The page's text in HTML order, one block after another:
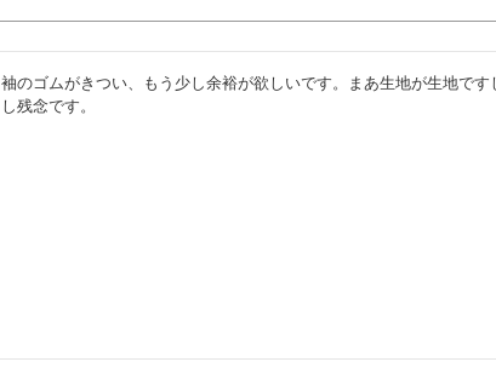
袖のゴムがきつい、もう少し余裕が欲しいです。まあ生地が生地で
し残念です。